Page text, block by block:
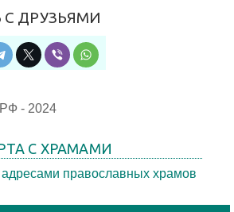
ДРУЗЬЯМИ
С ХРАМАМИ